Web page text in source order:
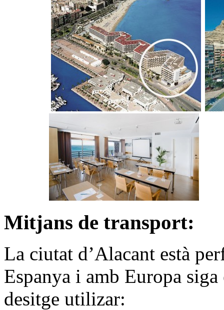
Mitjans de transport:
La ciutat d’Alacant està
Espanya i amb Europa
desitge utilizar: